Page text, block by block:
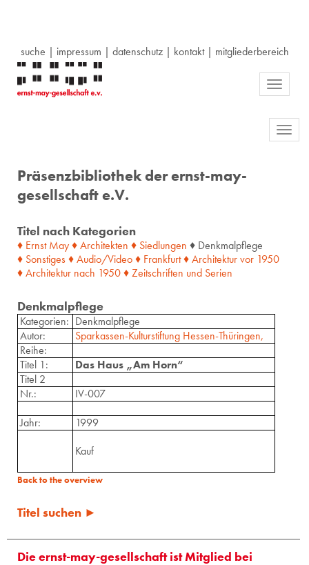
suche | impressum | datenschutz| kontakt| mitgliederbereich
Toggle
Präsenzbibliothek der ernst-may-
gesellschaft e.V.
Titel nach Kategorien
♦ Ernst May♦ Architekten ♦ Siedlungen ♦ Denkmalpflege
♦ Sonstiges♦ Audio/Video♦ Frankfurt♦ Architekturvor 1950
♦ Architektur nach 1950♦ Zeitschriften und Serien
Denkmalpflege
Kategorien: Denkmalpflege
Autor:
Sparkassen-Kulturstiftung Hessen-Thüringen,
Reihe:
Titel 1:
Das Haus „Am Horn“
Titel 2
Nr.:
IV-007
Jahr:
1999
Kauf
Back to the overview
Titel suchen ►
Die ernst-may-gesellschaft ist Mitglied bei